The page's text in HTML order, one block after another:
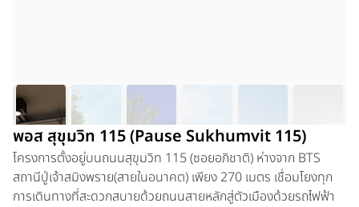
พอส สุขุมวิท 115 (Pause Sukhumvit 115)
โครงการตั้งอยู่บนถนนสุขุมวิท 115 (ซอยอภิชาติ) ห่างจาก BTS
สถานีปู่เจ้าสมิงพราย(สายในอนาคต) เพียง 270 เมตร เชื่อมโยงทุก
การเดินทางที่สะดวกสบายด้วยถนนสายหลักสู่ตัวเมืองด้วยรถไฟฟ้า